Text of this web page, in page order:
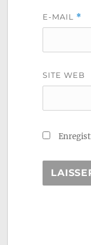
E-MAIL *
SITE WEB